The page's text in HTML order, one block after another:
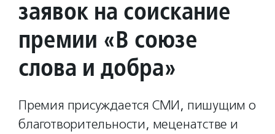
заявок на соискание
премии «В союзе
слова и добра»
Премия присуждается СМИ, пишущим о
благотворительности, меценатстве и